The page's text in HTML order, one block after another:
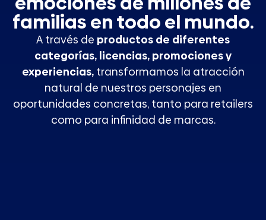
familias en todo el mundo.
A través de productos de diferentes
categorías, licencias, promociones y
experiencias,transformamos la atracción
natural de nuestros personajes en
oportunidades concretas, tanto para retailers
como para infinidad de marcas.